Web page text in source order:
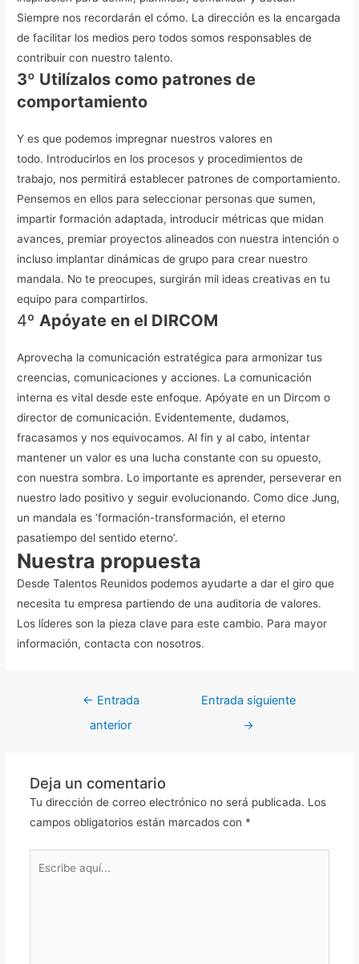
Siempre nos recordarán el cómo. La dirección es la encargada
de facilitar los medios pero todos somos responsables de
contribuir con nuestro talento.
3º Utilízalos como patrones de
comportamiento
Y es que podemos impregnar nuestros valores en
todo. Introducirlos en los procesos y procedimientos de
trabajo, nos permitirá establecer patrones de comportamiento.
Pensemos en ellos para seleccionar personas que sumen,
impartir formación adaptada, introducir métricas que midan
avances, premiar proyectos alineados con nuestra intención o
incluso implantar dinámicas de grupo para crear nuestro
mandala. No te preocupes, surgirán mil ideas creativas en tu
equipo para compartirlos.
4ºApóyate en el DIRCOM
Aprovecha la comunicación estratégica para armonizar tus
creencias, comunicaciones y acciones. La comunicación
interna es vital desde este enfoque. Apóyate en un Dircom o
director de comunicación. Evidentemente, dudamos,
fracasamos y nos equivocamos. Al fin y al cabo, intentar
mantener un valor es una lucha constante con su opuesto,
con nuestra sombra. Lo importante es aprender, perseverar en
nuestro lado positivo y seguir evolucionando. Como dice Jung,
un mandala es ‘formación-transformación, el eterno
pasatiempo del sentido eterno’.
Nuestra propuesta
Desde Talentos Reunidos podemos ayudarte a dar el giro que
necesita tu empresa partiendo de una auditoria de valores.
Los líderes son la pieza clave para este cambio. Para mayor
información, contacta con nosotros.
← Entrada
anterior
Entrada siguiente
→
Deja un comentario
Tu dirección de correo electrónico no será publicada. Los
campos obligatorios están marcados con *